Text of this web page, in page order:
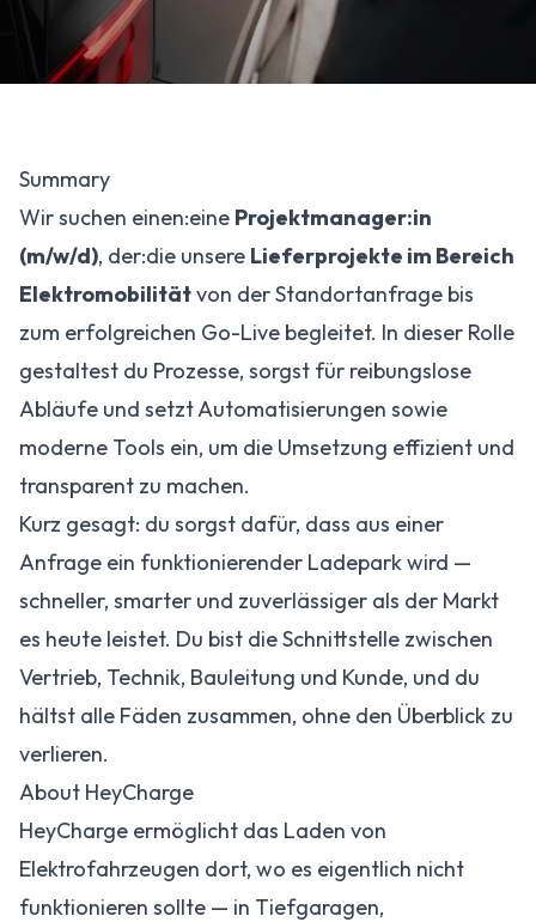
Summary
Wir suchen einen:eine Projektmanager:in
(m/w/d), der:die unsere Lieferprojekte im Bereich
Elektromobilitätvon der Standortanfrage bis
zum erfolgreichen Go-Live begleitet. In dieser Rolle
gestaltest du Prozesse, sorgst für reibungslose
Abläufe und setzt Automatisierungen sowie
moderne Tools ein, um die Umsetzung effizient und
transparent zu machen.
Kurz gesagt: du sorgst dafür, dass aus einer
Anfrage ein funktionierender Ladepark wird —
schneller, smarter und zuverlässiger als der Markt
es heute leistet. Du bist die Schnittstelle zwischen
Vertrieb, Technik, Bauleitung und Kunde, und du
hältst alle Fäden zusammen, ohne den Überblick zu
verlieren.
About HeyCharge
HeyCharge ermöglicht das Laden von
Elektrofahrzeugen dort, wo es eigentlich nicht
funktionieren sollte — in Tiefgaragen,